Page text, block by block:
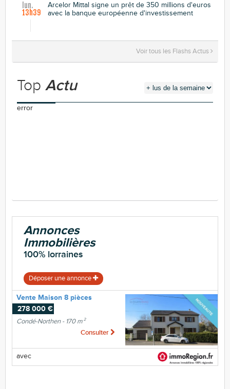
lun.
13h39
Arcelor Mittal signe un prêt de 350 millions d'euros
avec la banque européenne d'investissement
Voir tous les Flashs Actus
Top Actu
error
Annonces
Immobilières
100% lorraines
Déposer une annonce
Vente Maison 8 pièces
278 000 €
Condé-Northen - 170 m²
Consulter
avec